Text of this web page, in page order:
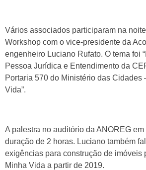
Vários associados participaram na
Workshop com o vice-presidente da
engenheiro Luciano Rufato. O tema foi
Pessoa Jurídica e Entendimento da
Portaria 570 do Ministério das Cidades
Vida”.
A palestra no auditório da ANOREG
duração de 2 horas. Luciano também
exigências para construção de imóveis
Minha Vida a partir de 2019.